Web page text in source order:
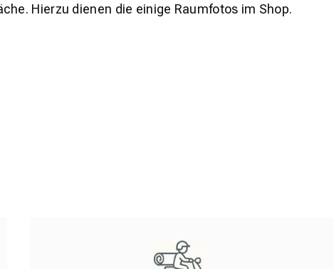
Hierzu dienen die einige Raumfotos im Shop.